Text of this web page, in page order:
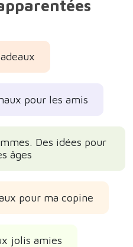
pour les amis
Des idées pour
âges
pour ma copine
jolis amies